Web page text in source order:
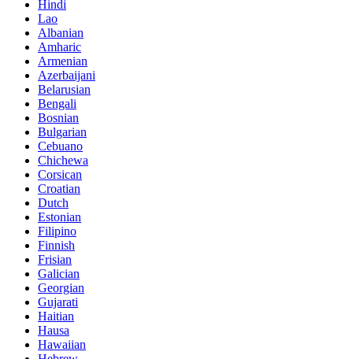
Hindi
Lao
Albanian
Amharic
Armenian
Azerbaijani
Belarusian
Bengali
Bosnian
Bulgarian
Cebuano
Chichewa
Corsican
Croatian
Dutch
Estonian
Filipino
Finnish
Frisian
Galician
Georgian
Gujarati
Haitian
Hausa
Hawaiian